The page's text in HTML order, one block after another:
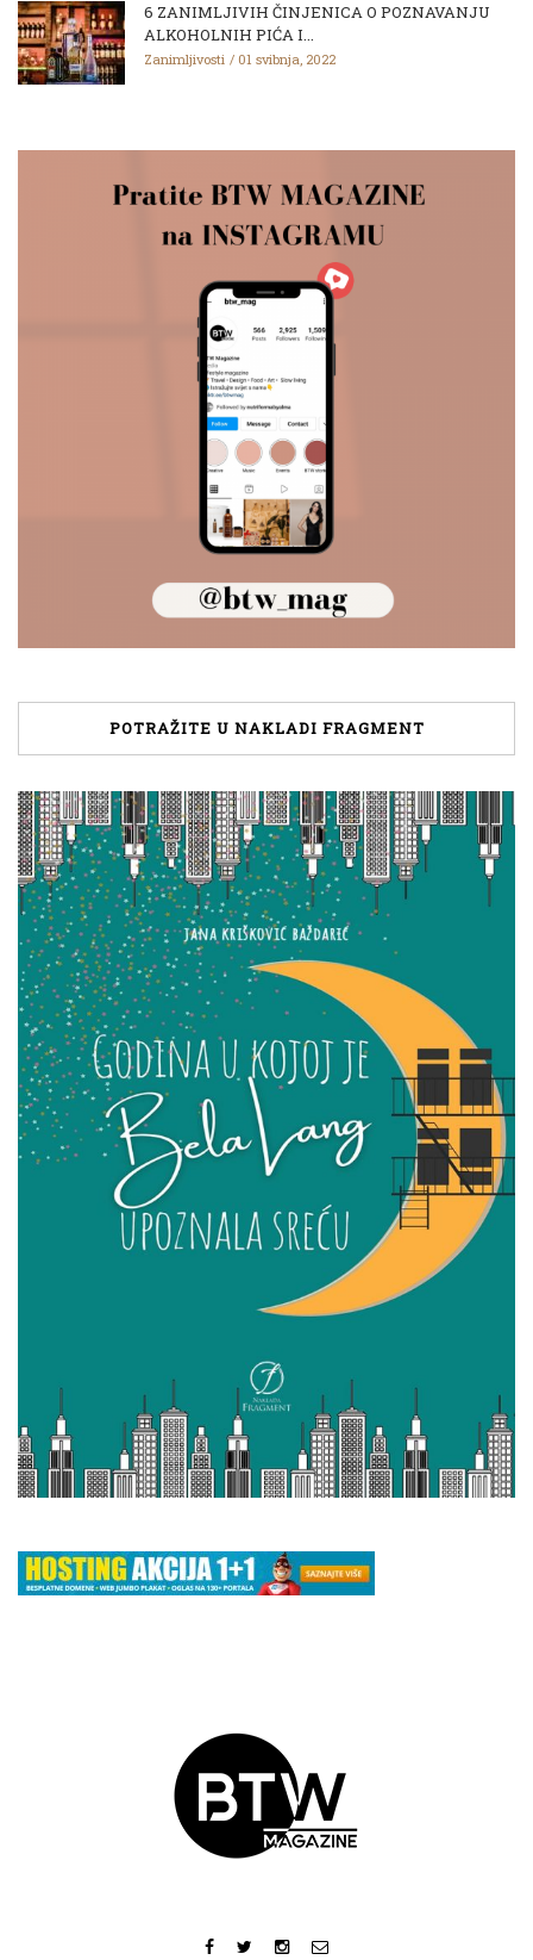
6 ZANIMLJIVIH ČINJENICA O POZNAVANJU
ALKOHOLNIH PIĆA I...
Zanimljivosti 01 svibnja, 2022
POTRAŽITE U NAKLADI FRAGMENT